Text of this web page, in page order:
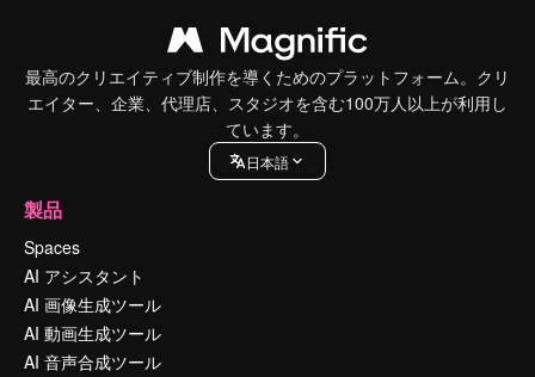
最高のクリエイティブ制作を導くためのプラットフォーム。クリ
エイター、企業、代理店、スタジオを含む100万人以上が利用し
ています。
日本語
製品
Spaces
AI アシスタント
AI 画像生成ツール
AI 動画生成ツール
AI 音声合成ツール